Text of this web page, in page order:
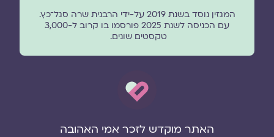
המגזין נוסד בשנת 2019 על-ידי הרבנית שרה סגל־כץ.
עם הכניסה לשנת 2025 פורסמו בו קרוב ל-3,000
טקסטים שונים.
האתר מוקדש לזכר אמי האהובה